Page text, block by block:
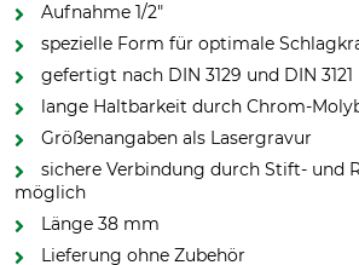
Aufnahme 1/2"
spezielle Form für optimale
gefertigt nach DIN 3129 und DIN 3121
lange Haltbarkeit durch Chrom-
Größenangaben als Lasergravur
sichere Verbindung durch Stift- und
möglich
Länge 38 mm
Lieferung ohne Zubehör